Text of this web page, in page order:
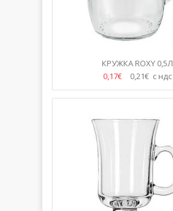
КРУЖКА ROXY 0,5Л
0,17€
0,21€ с ндс